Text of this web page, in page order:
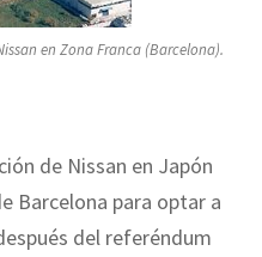
en Zona Franca (Barcelona).
de Nissan en Japón
Barcelona para optar a
del referéndum